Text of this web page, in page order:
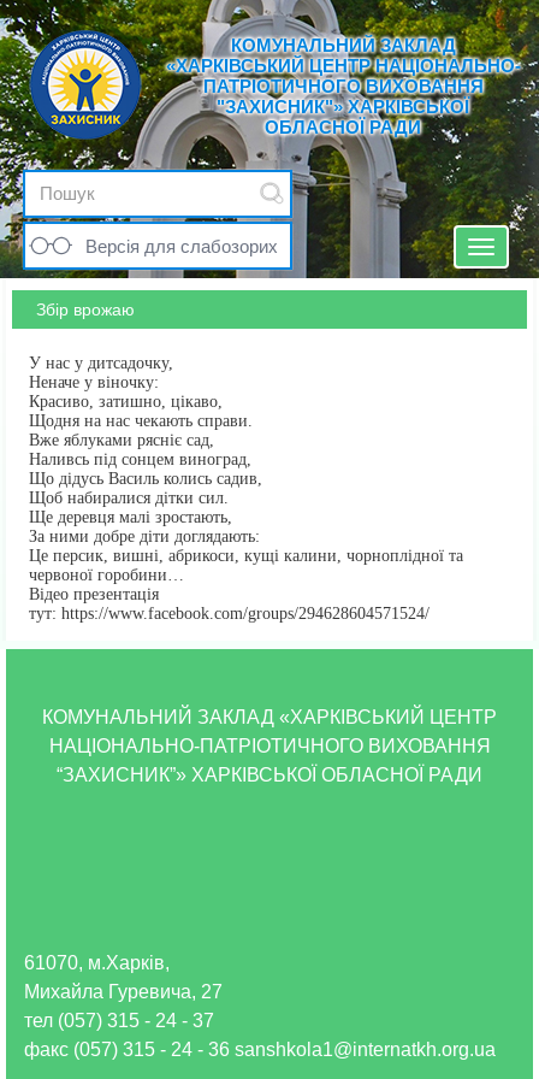
КОМУНАЛЬНИЙ ЗАКЛАД
«ХАРКІВСЬКИЙ ЦЕНТР НАЦІОНАЛЬНО-
ПАТРІОТИЧНОГО ВИХОВАННЯ
"ЗАХИСНИК"» ХАРКІВСЬКОЇ
ОБЛАСНОЇ РАДИ
Версія для слабозорих
Toggle
Збір врожаю
У нас у дитсадочку,
Неначе у віночку:
Красиво, затишно, цікаво,
Щодня на нас чекають справи.
Вже яблуками рясніє сад,
Наливсь під сонцем виноград,
Що дідусь Василь колись садив,
Щоб набиралися дітки сил.
Ще деревця малі зростають,
За ними добре діти доглядають:
Це персик, вишні, абрикоси, кущі калини, чорноплідної та
червоної горобини…
Відео презентація
тут: https://www.facebook.com/groups/294628604571524/
КОМУНАЛЬНИЙ ЗАКЛАД «ХАРКІВСЬКИЙ ЦЕНТР
НАЦІОНАЛЬНО-ПАТРІОТИЧНОГО ВИХОВАННЯ
“ЗАХИСНИК”» ХАРКІВСЬКОЇ ОБЛАСНОЇ РАДИ
61070, м.Харків,
Михайла Гуревича, 27
тел (057) 315 - 24 - 37
факс (057) 315 - 24 - 36 sanshkola1@internatkh.org.ua